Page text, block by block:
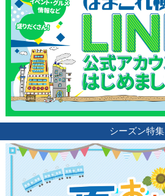
シーズン特集